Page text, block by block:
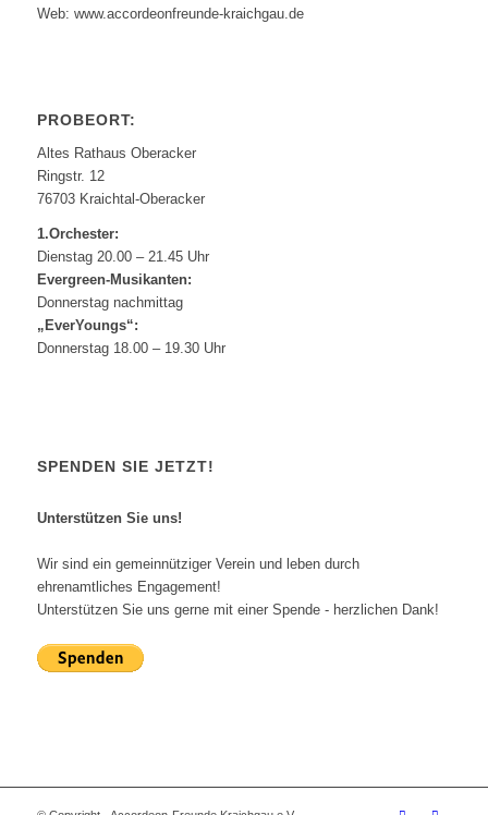
Web: www.accordeonfreunde-kraichgau.de
PROBEORT:
Altes Rathaus Oberacker
Ringstr. 12
76703 Kraichtal-Oberacker
1.Orchester:
Dienstag 20.00 – 21.45 Uhr
Evergreen-Musikanten:
Donnerstag nachmittag
„EverYoungs“:
Donnerstag 18.00 – 19.30 Uhr
SPENDEN SIE JETZT!
Unterstützen Sie uns!
Wir sind ein gemeinnütziger Verein und leben durch
ehrenamtliches Engagement!
Unterstützen Sie uns gerne mit einer Spende - herzlichen Dank!